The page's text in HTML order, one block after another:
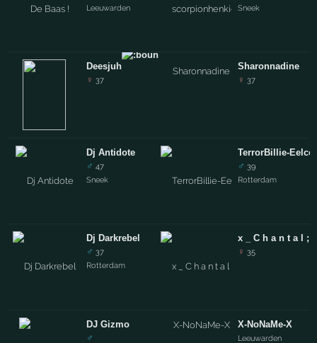
Leeuwarden
Deesjuh
♀ 37
Dj Antidote
♂ 47
Sneek
Dj Darkrebel
♂ 37
Rotterdam
DJ Gizmo
♂
Sneek
Sharonnadine
♀ 37
TerrorBillie-Eelco
♂ 39
Rotterdam
x _ C h a n t a l ;;
♀ 35
X-NoNaMe-X
Leeuwarden